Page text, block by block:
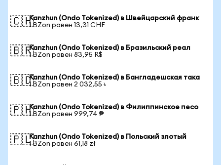
🇨🇭Kanzhun (Ondo Tokenized) в Швейцарский франк
1 BZon равен 13,31 CHF
🇧🇷Kanzhun (Ondo Tokenized) в Бразильский реал
1 BZon равен 83,95 R$
🇧🇩Kanzhun (Ondo Tokenized) в Бангладешская така
1 BZon равен 2 032,55 ৳
🇵🇭Kanzhun (Ondo Tokenized) в Филиппинское песо
1 BZon равен 999,74 ₱
🇵🇱Kanzhun (Ondo Tokenized) в Польский злотый
1 BZon равен 61,18 zł